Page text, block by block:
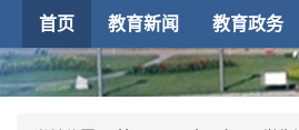
首页 教育新闻 教育政务